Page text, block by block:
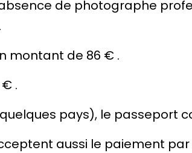
de photographe
.
montant de 86 € .
€ .
quelques pays), le passeport
aussi le paiement